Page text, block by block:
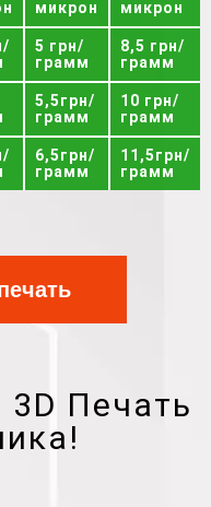
микрон
микрон
5 грн/
грамм
8,5 грн/
грамм
5,5грн/
грамм
10 грн/
грамм
6,5грн/
грамм
11,5грн/
грамм
3D Печать